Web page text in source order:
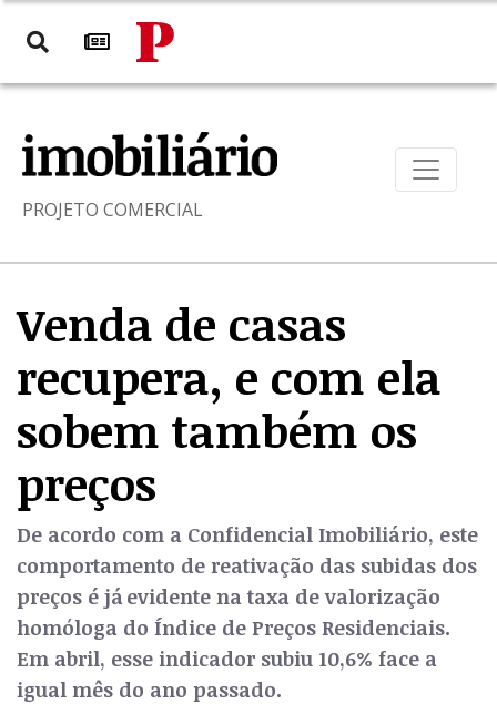
PROJETO COMERCIAL
Venda de casas
recupera, e com ela
sobem também os
preços
De acordo com a Confidencial Imobiliário, este
comportamento de reativação das subidas dos
preços é já evidente na taxa de valorização
homóloga do Índice de Preços Residenciais.
Em abril, esse indicador subiu 10,6% face a
igual mês do ano passado.